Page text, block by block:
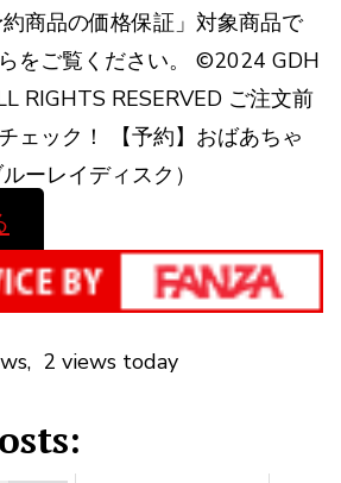
商品の価格保証」対象商品で
をご覧ください。 ©2024 GDH
RIGHTS RESERVED ご注文前
ェック！ 【予約】おばあちゃ
ーレイディスク）
2 views today